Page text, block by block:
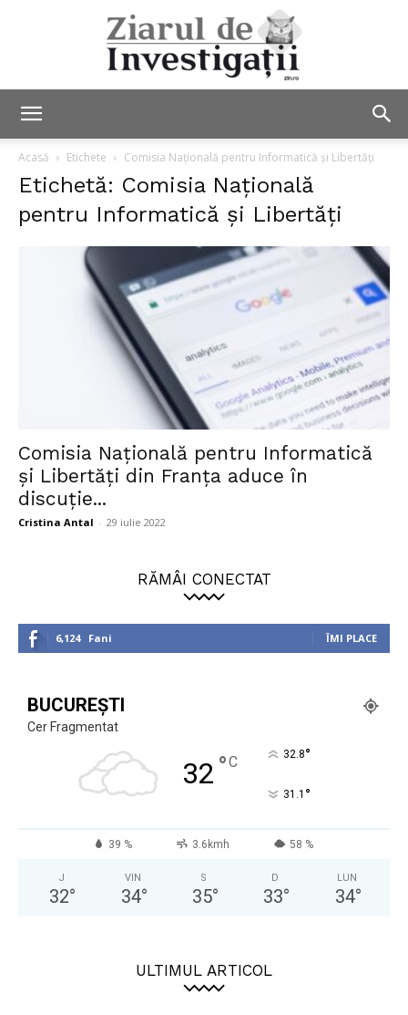
de
Investigații
Acasă Etichete Comisia Națională pentru Informatică și Libertăți
Etichetă: Comisia Națională
pentru Informatică și Libertăți
Comisia Națională pentru Informatică
și Libertăți din Franța aduce în
discuție...
Cristina Antal - 29 iulie 2022
RĂMÂI CONECTAT
6,124 Fani ÎMI PLACE
BUCUREȘTI
Cer Fragmentat
32 °C 32.8°
31.1 °
39 % 3.6kmh 58 %
J
32°
VIN
34°
S
35°
D
33°
LUN
34°
ULTIMUL ARTICOL